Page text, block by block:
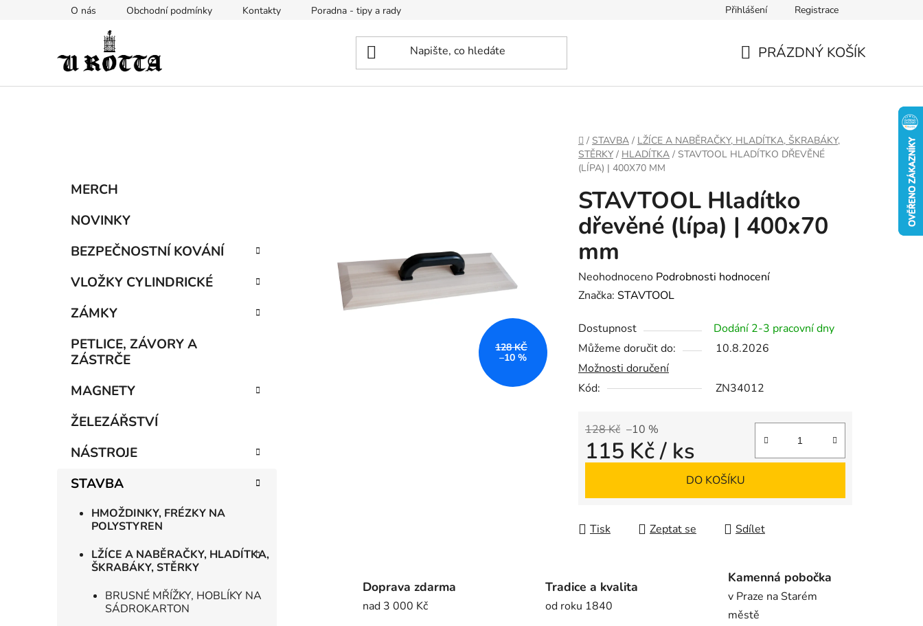
O nás Obchodní podmínky Kontakty Poradna - tipy a rady Přihlášení Registrace
PRÁZDNÝ KOŠÍK
DOMŮ
/ STAVBA / LŽÍCE A NABĚRAČKY, HLADÍTKA, ŠKRABÁKY,
STĚRKY / HLADÍTKA / STAVTOOL HLADÍTKO DŘEVĚNÉ
(LÍPA) | 400X70 MM
Přeskočit
kategorie
MERCH
NOVINKY
BEZPEČNOSTNÍ KOVÁNÍ
VLOŽKY CYLINDRICKÉ
ZÁMKY
PETLICE, ZÁVORY A
ZÁSTRČE
MAGNETY
ŽELEZÁŘSTVÍ
NÁSTROJE
STAVBA
HMOŽDINKY, FRÉZKY NA
POLYSTYREN
LŽÍCE A NABĚRAČKY, HLADÍTKA,
ŠKRABÁKY, STĚRKY
BRUSNÉ MŘÍŽKY, HOBLÍKY NA
SÁDROKARTON
STAVTOOL Hladítko
dřevěné (lípa) | 400x70
mm
Průměrné
hodnocení
je
0,0
z
5
Neohodnoceno Podrobnosti hodnocení
Značka: STAVTOOL
Dostupnost
Dodání 2-3 pracovní dny
Můžeme doručit do:
10.8.2026
Možnosti doručení
Kód:
ZN34012
128 Kč –10 %
115 Kč/ ks
DO KOŠÍKU
Tisk Zeptat se Sdílet
128 KČ
–10 %
Doprava zdarma
nad 3 000 Kč
Tradice a kvalita
od roku 1840
Kamenná pobočka
v Praze na Starém
městě